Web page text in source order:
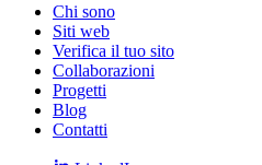
Chi sono
Siti web
Verifica il tuo sito
Collaborazioni
Progetti
Blog
Contatti